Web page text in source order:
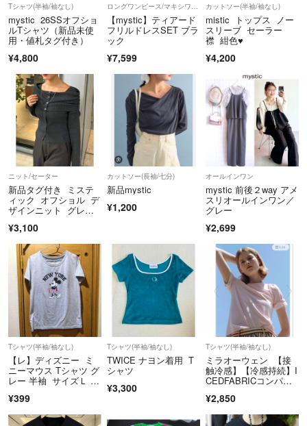
Tシャツ(半袖/袖なし)
mystic 26SSオフショ
ルTシャツ（新品未使
用・値札タグ付き）
¥4,800
【mystic】ティアード
フリルドレスSET ブラ
ック
¥7,599
カットソー(半袖/袖なし)
mistic トップス ノー
スリーブ セーラー
襟 紺色♥
¥4,200
ニット/セーター
新品タグ付き ミステ
ィック オフショル デ
ザインニット グレ
¥3,100
カットソー(長袖/七分)
新品mystic
¥1,200
オールインワン
mystic 前後２way アメ
スリオールインワン／
グレー
¥2,699
Tシャツ(半袖/袖なし)
【レ】ディズニー ミ
ニーマウス Tシャツ グ
レー 半袖 サイズＬ (c
¥399
Tシャツ(半袖/袖なし)
TWICE ナヨン着用 T
シャツ
¥3,300
Tシャツ(半袖/袖なし)
ミラオーウェン 【接
触冷感】【冷感持続】I
CEDFABRICコンパク
¥2,850